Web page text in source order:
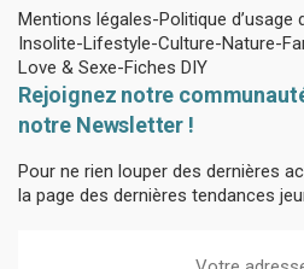
Mentions légales Politique d’usage
Insolite Lifestyle Culture Nature
Love & Sexe Fiches DIY
Rejoignez notre
notre Newsletter !
Pour ne rien louper des dernières
la page des dernières tendances